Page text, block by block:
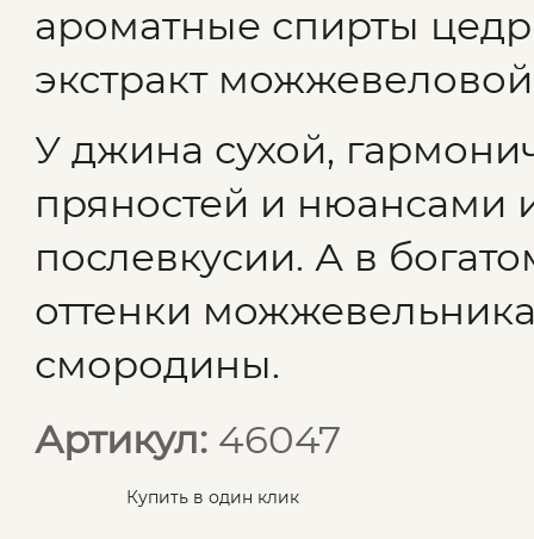
ароматные спирты
экстракт
У джина сухой,
пряностей и нюансами
послевкусии. А в
оттенки
смородины.
Артикул: 46047
Купить в один клик